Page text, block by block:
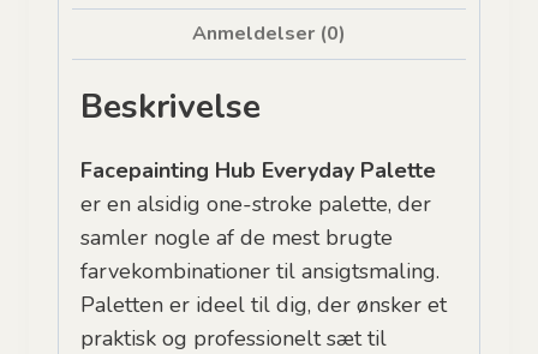
antal
Anmeldelser (0)
Beskrivelse
Facepainting Hub Everyday Palette
er en alsidig one-stroke palette, der
samler nogle af de mest brugte
farvekombinationer til ansigtsmaling.
Paletten er ideel til dig, der ønsker et
praktisk og professionelt sæt til